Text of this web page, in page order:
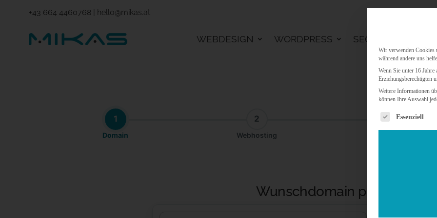
+43 664 4460768| hello@mikas.at
WEBDESIGN WORDPRESS SEO
1
Domain
2
Webhosting
3
Wunschdomain prüfen
Wir verwenden Cookies
während andere uns
Wenn Sie unter 16
Erziehungsberechtigten
Weitere Informationen
können Ihre Auswahl
Es folgt eine
Essenziell